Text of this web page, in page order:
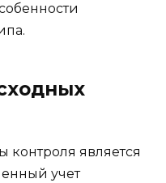
контроля является
учет